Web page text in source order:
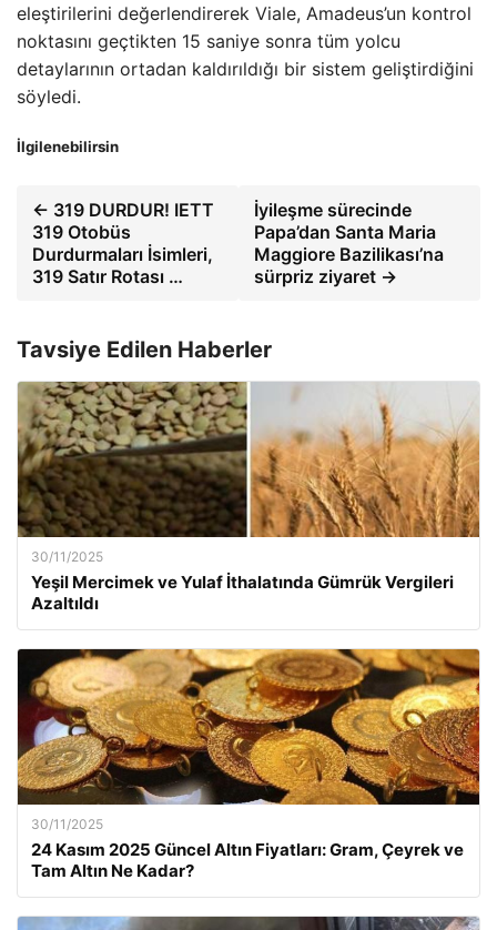
eleştirilerini değerlendirerek Viale, Amadeus’un kontrol
noktasını geçtikten 15 saniye sonra tüm yolcu
detaylarının ortadan kaldırıldığı bir sistem geliştirdiğini
söyledi.
İlgilenebilirsin
← 319 DURDUR! IETT
319 Otobüs
Durdurmaları İsimleri,
319 Satır Rotası …
İyileşme sürecinde
Papa’dan Santa Maria
Maggiore Bazilikası’na
sürpriz ziyaret →
Tavsiye Edilen Haberler
30/11/2025
Yeşil Mercimek ve Yulaf İthalatında Gümrük Vergileri
Azaltıldı
30/11/2025
24 Kasım 2025 Güncel Altın Fiyatları: Gram, Çeyrek ve
Tam Altın Ne Kadar?